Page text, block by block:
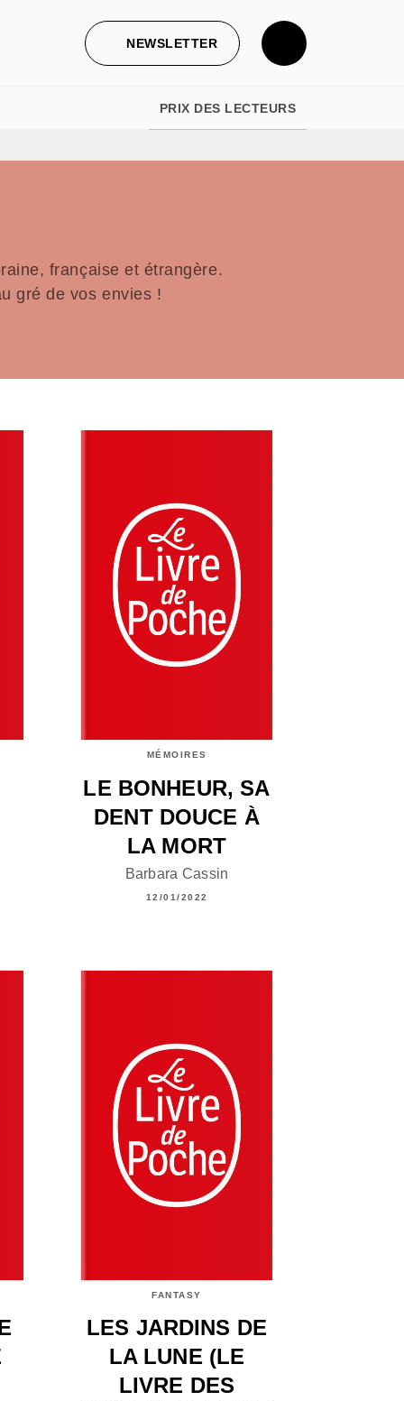
NEWSLETTER
PRIX DES LECTEURS
française et étrangère.
gré de vos envies !
MÉMOIRES
LE BONHEUR, SA
DENT DOUCE À
LA MORT
Barbara Cassin
12/01/2022
FANTASY
LES JARDINS DE
LA LUNE (LE
LIVRE DES